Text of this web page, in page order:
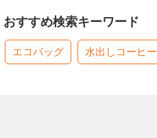
おすすめ検索キーワード
エコバッグ 水出しコーヒー